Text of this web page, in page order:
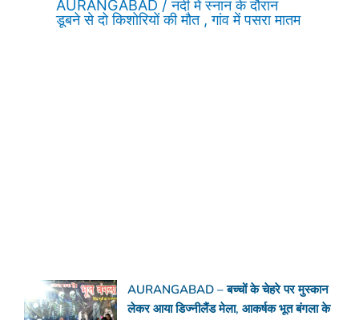
AURANGABAD / नदी में स्नान के दौरान
डूबने से दो किशोरियों की मौत , गांव में पसरा मातम
AURANGABAD – बच्चों के चेहरे पर मुस्कान
लेकर आया डिज्नीलैंड मेला, आकर्षक भूत बंगला के